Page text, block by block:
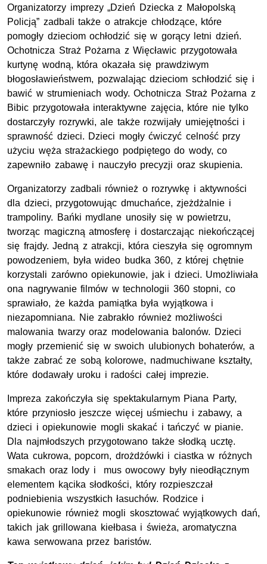
Organizatorzy imprezy „Dzień Dziecka z Małopolską
Policją” zadbali także o atrakcje chłodzące, które
pomogły dzieciom ochłodzić się w gorący letni dzień.
Ochotnicza Straż Pożarna z Więcławic przygotowała
kurtynę wodną, która okazała się prawdziwym
błogosławieństwem, pozwalając dzieciom schłodzić się i
bawić w strumieniach wody. Ochotnicza Straż Pożarna z
Bibic przygotowała interaktywne zajęcia, które nie tylko
dostarczyły rozrywki, ale także rozwijały umiejętności i
sprawność dzieci. Dzieci mogły ćwiczyć celność przy
użyciu węża strażackiego podpiętego do wody, co
zapewniło zabawę i nauczyło precyzji oraz skupienia.
Organizatorzy zadbali również o rozrywkę i aktywności
dla dzieci, przygotowując dmuchańce, zjeżdżalnie i
trampoliny. Bańki mydlane unosiły się w powietrzu,
tworząc magiczną atmosferę i dostarczając niekończącej
się frajdy. Jedną z atrakcji, która cieszyła się ogromnym
powodzeniem, była wideo budka 360, z której chętnie
korzystali zarówno opiekunowie, jak i dzieci. Umożliwiała
ona nagrywanie filmów w technologii 360 stopni, co
sprawiało, że każda pamiątka była wyjątkowa i
niezapomniana. Nie zabrakło również możliwości
malowania twarzy oraz modelowania balonów. Dzieci
mogły przemienić się w swoich ulubionych bohaterów, a
także zabrać ze sobą kolorowe, nadmuchiwane kształty,
które dodawały uroku i radości całej imprezie.
Impreza zakończyła się spektakularnym Piana Party,
które przyniosło jeszcze więcej uśmiechu i zabawy, a
dzieci i opiekunowie mogli skakać i tańczyć w pianie.
Dla najmłodszych przygotowano także słodką ucztę.
Wata cukrowa, popcorn, drożdżówki i ciastka w różnych
smakach oraz lody i mus owocowy były nieodłącznym
elementem kącika słodkości, który rozpieszczał
podniebienia wszystkich łasuchów. Rodzice i
opiekunowie również mogli skosztować wyjątkowych dań,
takich jak grillowana kiełbasa i świeża, aromatyczna
kawa serwowana przez baristów.